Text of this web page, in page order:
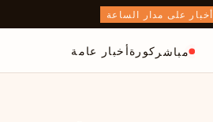
أخبار على مدار الساعة
مباشر كورةأخبار عامة